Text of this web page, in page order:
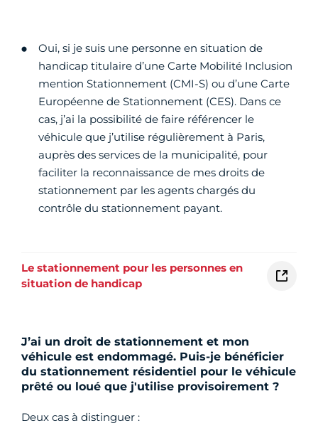
Oui, si je suis une personne en situation de
handicap titulaire d’une Carte Mobilité Inclusion
mention Stationnement (CMI-S) ou d’une Carte
Européenne de Stationnement (CES). Dans ce
cas, j’ai la possibilité de faire référencer le
véhicule que j’utilise régulièrement à Paris,
auprès des services de la municipalité, pour
faciliter la reconnaissance de mes droits de
stationnement par les agents chargés du
contrôle du stationnement payant.
Le stationnement pour les personnes en
situation de handicap
J’ai un droit de stationnement et mon
véhicule est endommagé. Puis-je bénéficier
du stationnement résidentiel pour le véhicule
prêté ou loué que j'utilise provisoirement ?
Deux cas à distinguer :